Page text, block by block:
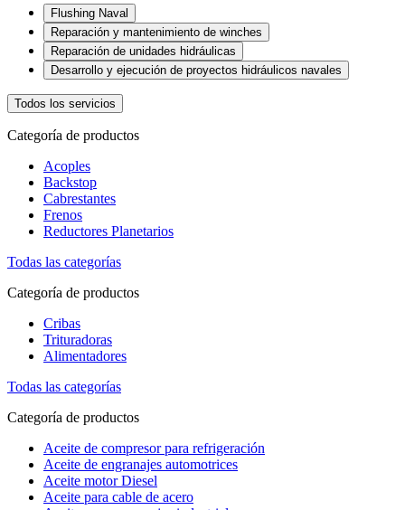
Flushing Naval
Reparación y mantenimiento de winches
Reparación de unidades hidráulicas
Desarrollo y ejecución de proyectos hidráulicos navales
Todos los servicios
Categoría de productos
Acoples
Backstop
Cabrestantes
Frenos
Reductores Planetarios
Todas las categorías
Categoría de productos
Cribas
Trituradoras
Alimentadores
Todas las categorías
Categoría de productos
Aceite de compresor para refrigeración
Aceite de engranajes automotrices
Aceite motor Diesel
Aceite para cable de acero